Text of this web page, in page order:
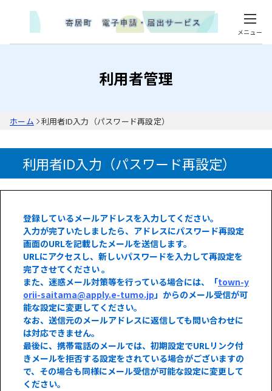
メニュー
利用者管理
ホーム 利用者ID入力（パスワード再設定）
利用者ID入力（パスワード再設定）
登録しているメールアドレスを入力してください。
入力が完了いたしましたら、アドレスにパスワード再設定
画面のURLを記載したメールを送信します。
URLにアクセスし、新しいパスワードを入力して再設定を
完了させてください 。
また、迷惑メール対策等を行っている場合には、「town-y
orii-saitama@apply.e-tumo.jp」からのメール受信が可
能な設定に変更してください。
なお、送信元のメールアドレスに返信しても問い合わせに
は対応できません。
最後に、携帯電話のメールでは、初期設定でURLリンク付
きメールを拒否する設定をされている場合がございますの
で、その場合も同様にメール受信が可能な設定に変更して
ください。